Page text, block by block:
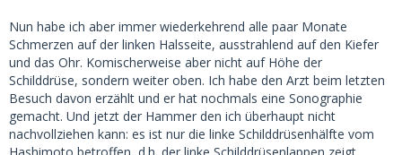
Nun habe ich aber immer wiederkehrend alle paar Monate
Schmerzen auf der linken Halsseite, ausstrahlend auf den Kiefer
und das Ohr. Komischerweise aber nicht auf Höhe der
Schilddrüse, sondern weiter oben. Ich habe den Arzt beim letzten
Besuch davon erzählt und er hat nochmals eine Sonographie
gemacht. Und jetzt der Hammer den ich überhaupt nicht
nachvollziehen kann: es ist nur die linke Schilddrüsenhälfte vom